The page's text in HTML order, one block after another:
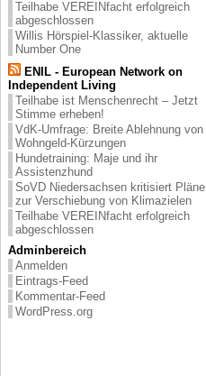
Teilhabe VEREINfacht erfolgreich
abgeschlossen
Willis Hörspiel-Klassiker, aktuelle
Number One
ENIL - European Network on
Independent Living
Teilhabe ist Menschenrecht – Jetzt
Stimme erheben!
VdK-Umfrage: Breite Ablehnung von
Wohngeld-Kürzungen
Hundetraining: Maje und ihr
Assistenzhund
SoVD Niedersachsen kritisiert Pläne
zur Verschiebung von Klimazielen
Teilhabe VEREINfacht erfolgreich
abgeschlossen
Adminbereich
Anmelden
Eintrags-Feed
Kommentar-Feed
WordPress.org